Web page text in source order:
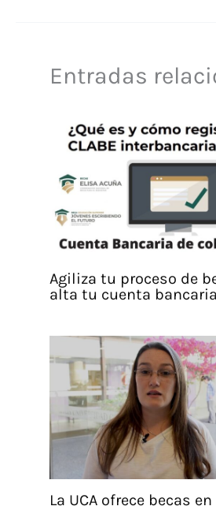
Entradas
Agiliza tu proceso de
alta tu cuenta
La UCA ofrece becas